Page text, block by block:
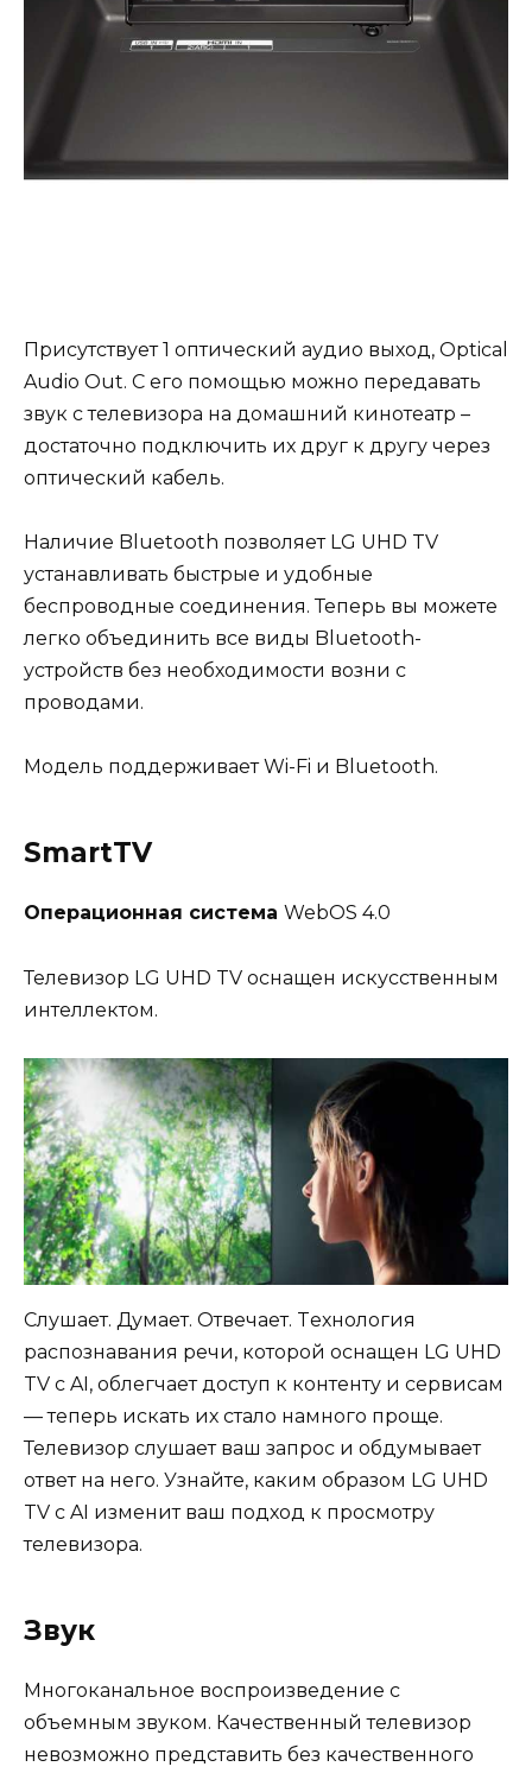
Присутствует 1 оптический аудио выход, Optical
Audio Out. С его помощью можно передавать
звук с телевизора на домашний кинотеатр –
достаточно подключить их друг к другу через
оптический кабель.
Наличие Bluetooth позволяет LG UHD TV
устанавливать быстрые и удобные
беспроводные соединения. Теперь вы можете
легко объединить все виды Bluetooth-
устройств без необходимости возни с
проводами.
Модель поддерживает Wi-Fi и Bluetooth.
SmartTV
Операционная система WebOS 4.0
Телевизор LG UHD TV оснащен искусственным
интеллектом.
Слушает. Думает. Отвечает. Tехнология
распознавания речи, которой оснащен LG UHD
TV с AI, облегчает доступ к контенту и сервисам
— теперь искать их стало намного проще.
Телевизор слушает ваш запрос и обдумывает
ответ на него. Узнайте, каким образом LG UHD
TV с AI изменит ваш подход к просмотру
телевизора.
Звук
Многоканальное воспроизведение с
объемным звуком. Качественный телевизор
невозможно представить без качественного